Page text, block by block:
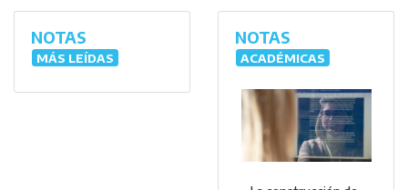
NOTAS
MÁS LEÍDAS
NOTAS
ACADÉMICAS